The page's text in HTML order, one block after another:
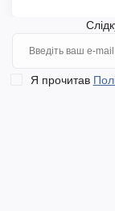
Я прочитав